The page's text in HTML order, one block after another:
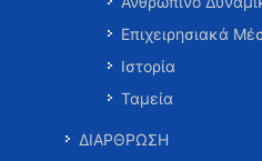
Επιχειρησιακά
Ιστορία
Ταμεία
ΔΙΑΡΘΡΩΣΗ